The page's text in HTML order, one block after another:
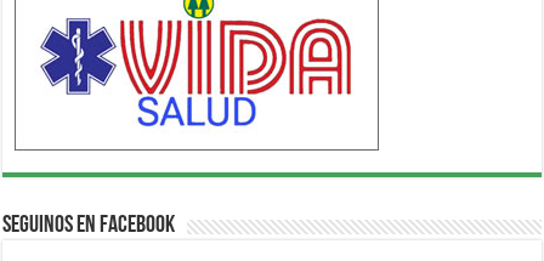
Seguinos en Facebook